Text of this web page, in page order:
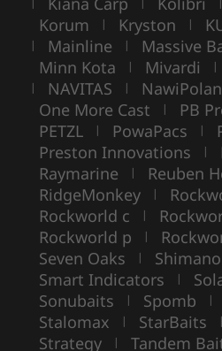
Korum | Kryston |
| Mainline | Massive
Minn Kota | Mivardi |
| NAVITAS |
One More Cast | PB
PETZL | PowaPacs |
Preston Innovations |
Raymarine | Reuben
RidgeMonkey |
Rockworld c |
Rockworld p |
Seven Oaks | Shimano
Smart Indicators |
Sonubaits | Spomb |
Stalomax | StarBaits |
Strategy | Tandem